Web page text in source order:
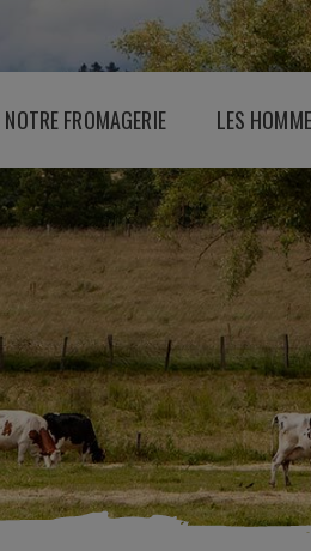
NOTRE FROMAGERIE LES